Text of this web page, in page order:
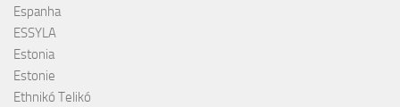
Espanha
ESSYLA
Estonia
Estonie
Ethnikó Telikó